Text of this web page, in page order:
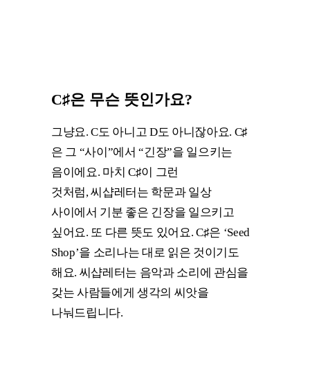
C♯은 무슨 뜻인가요?
그냥요. C도 아니고 D도 아니잖아요. C♯
은 그 “사이”에서 “긴장”을 일으키는
음이에요. 마치 C♯이 그런
것처럼, 씨샵레터는 학문과 일상
사이에서 기분 좋은 긴장을 일으키고
싶어요. 또 다른 뜻도 있어요. C♯은 ‘Seed
Shop’을 소리나는 대로 읽은 것이기도
해요. 씨샵레터는 음악과 소리에 관심을
갖는 사람들에게 생각의 씨앗을
나눠드립니다.